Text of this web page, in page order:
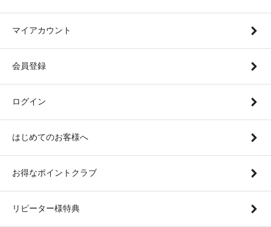
マイアカウント
会員登録
ログイン
はじめてのお客様へ
お得なポイントクラブ
リピーター様特典